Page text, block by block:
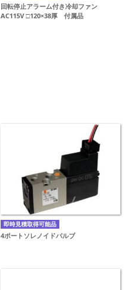
回転停止アラーム付き冷却ファン
AC115V □120×38厚 付属品
即時見積取得可能品
4ポートソレノイドバルブ